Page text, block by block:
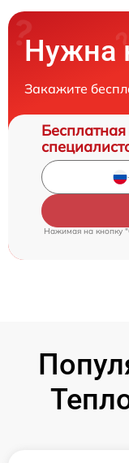
Нужна
Закажите
Нажимая на кнопку